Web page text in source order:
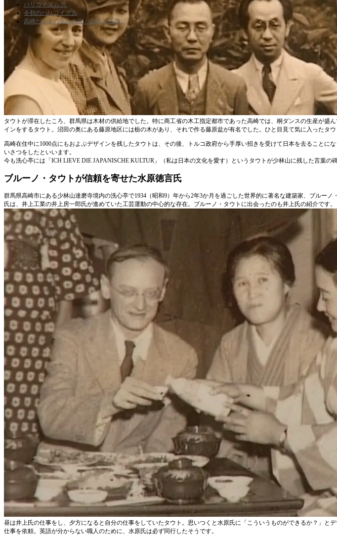
タウトが滞在したころ、群馬県は木材の供給地でした。特に商工省の木工指定都市であった高崎では、桐ダンスの生産が
インをするタウト。沼田の奥にある藤原地区には栃の木があり、それで作る藤原盆が有名でした。ひと目見て気に入ったタ
高崎在住中に1000点にもおよぶデザインを残したタウトは、その後、トルコ政府から手厚い招きを受けて日本を去ること
いさつをしたといいます。
今も洗心亭には「ICH LIEVE DIE JAPANISCHE KULTUR」（私は日本の文化を愛す）というタウトが少林山に残した言葉の
ブルーノ・タウトが信頼を寄せた水原徳言氏
群馬県高崎市にある少林山達磨寺境内の洗心亭で1934（昭和9）年から2年3か月を過ごした世界的に著名な建築家、ブルー
氏は、井上工業の井上房一郎氏が進めていた工芸運動の中心的な存在。ブルーノ・タウトに出会ったのも井上氏の紹介です。
昼は井上氏の仕事をし、夕方になると自分の仕事をしていたタウト。思いつくと水原氏に「こういうものができるか？」
仕事を依頼。英語が分からない職人のために、水原氏は必ず同行したそうです。
ハリコイズム 弐
令和のハリコイズム
高崎だるまの生みの親「山縣 友五郎」